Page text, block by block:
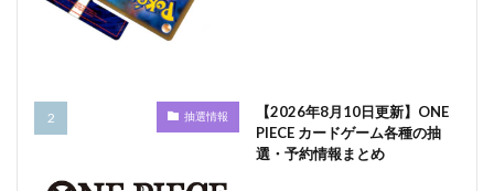
抽選情報
【2026年8月10日更新】ONE
PIECE カードゲーム各種の抽
選・予約情報まとめ